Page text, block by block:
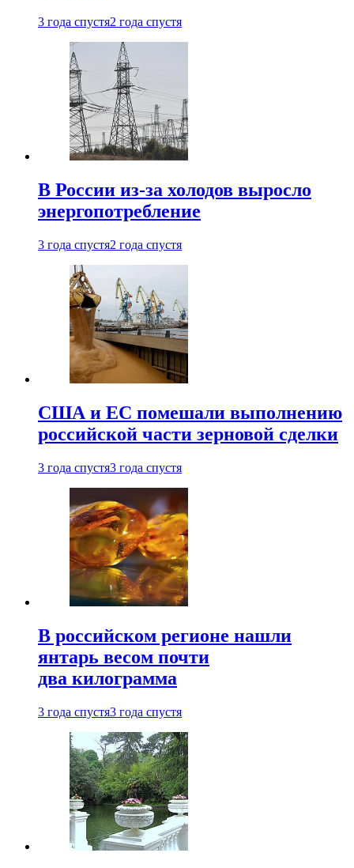
3 года спустя2 года спустя
В России из-за холодов выросло
энергопотребление
3 года спустя2 года спустя
США и ЕС помешали выполнению
российской части зерновой сделки
3 года спустя3 года спустя
В российском регионе нашли
янтарь весом почти
два килограмма
3 года спустя3 года спустя